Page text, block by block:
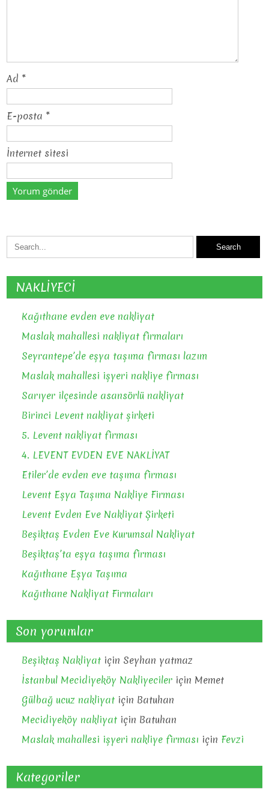
Ad *
E-posta *
İnternet sitesi
NAKLİYECİ
Kağıthane evden eve nakliyat
Maslak mahallesi nakliyat firmaları
Seyrantepe’de eşya taşıma firması lazım
Maslak mahallesi işyeri nakliye firması
Sarıyer ilçesinde asansörlü nakliyat
Birinci Levent nakliyat şirketi
5. Levent nakliyat firması
4. LEVENT EVDEN EVE NAKLİYAT
Etiler’de evden eve taşıma firması
Levent Eşya Taşıma Nakliye Firması
Levent Evden Eve Nakliyat Şirketi
Beşiktaş Evden Eve Kurumsal Nakliyat
Beşiktaş’ta eşya taşıma firması
Kağıthane Eşya Taşıma
Kağıthane Nakliyat Firmaları
Son yorumlar
Beşiktaş Nakliyat için Seyhan yatmaz
İstanbul Mecidiyeköy Nakliyeciler için Memet
Gülbağ ucuz nakliyat için Batuhan
Mecidiyeköy nakliyat için Batuhan
Maslak mahallesi işyeri nakliye firması için Fevzi
Kategoriler